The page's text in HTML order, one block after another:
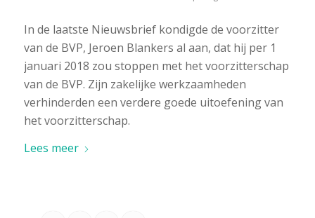
In de laatste Nieuwsbrief kondigde de voorzitter
van de BVP, Jeroen Blankers al aan, dat hij per 1
januari 2018 zou stoppen met het voorzitterschap
van de BVP. Zijn zakelijke werkzaamheden
verhinderden een verdere goede uitoefening van
het voorzitterschap.
Lees meer